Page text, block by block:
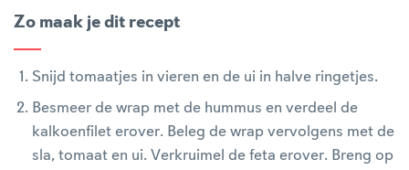
Zo maak je dit recept
Snijd tomaatjes in vieren en de ui in halve ringetjes.
Besmeer de wrap met de hummus en verdeel de
kalkoenfilet erover. Beleg de wrap vervolgens met de
sla, tomaat en ui. Verkruimel de feta erover. Breng op